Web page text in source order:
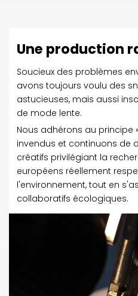
Une production
Soucieux des problèmes
avons toujours voulu des
astucieuses, mais aussi
de mode lente.
Nous adhérons au principe
invendus et continuons de
créatifs privilégiant la
européens réellement
l'environnement, tout en
collaboratifs écologiques.